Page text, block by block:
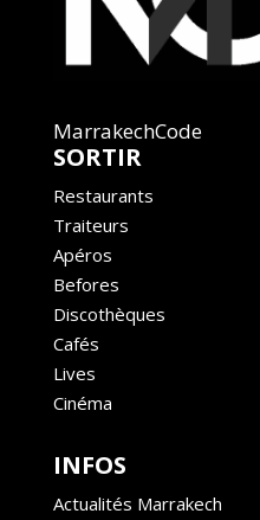
MarrakechCode
SORTIR
Restaurants
Traiteurs
Apéros
Befores
Discothèques
Cafés
Lives
Cinéma
INFOS
Actualités Marrakech